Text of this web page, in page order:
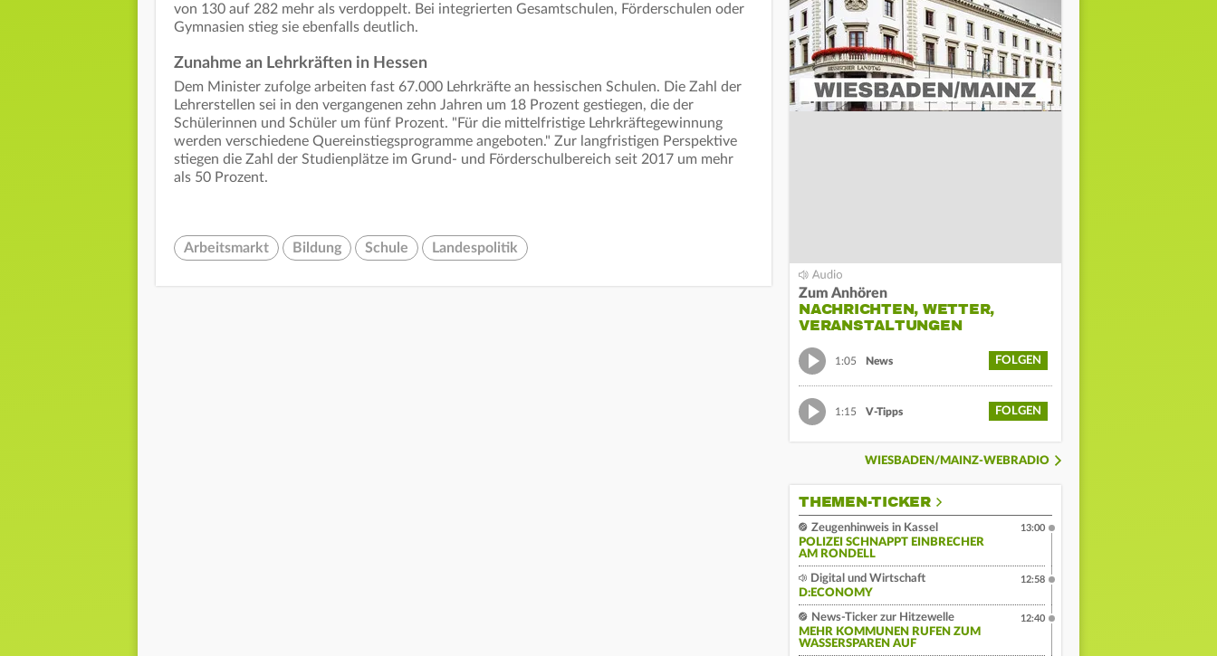
von 130 auf 282 mehr als verdoppelt. Bei integrierten Gesamtschulen, Förderschulen oder
Gymnasien stieg sie ebenfalls deutlich.
Zunahme an Lehrkräften in Hessen
Dem Minister zufolge arbeiten fast 67.000 Lehrkräfte an hessischen Schulen. Die Zahl der
Lehrerstellen sei in den vergangenen zehn Jahren um 18 Prozent gestiegen, die der
Schülerinnen und Schüler um fünf Prozent. "Für die mittelfristige Lehrkräftegewinnung
werden verschiedene Quereinstiegsprogramme angeboten." Zur langfristigen Perspektive
stiegen die Zahl der Studienplätze im Grund- und Förderschulbereich seit 2017 um mehr
als 50 Prozent.
Arbeitsmarkt Bildung Schule Landespolitik
Zum Anhören
NACHRICHTEN, WETTER,
VERANSTALTUNGEN
1:05 News FOLGEN
1:15 V-Tipps FOLGEN
WIESBADEN/MAINZ-WEBRADIO
THEMEN-TICKER
Zeugenhinweis in Kassel
POLIZEI SCHNAPPT EINBRECHER
AM RONDELL
13:00
Digital und Wirtschaft
D:ECONOMY
12:58
News-Ticker zur Hitzewelle
MEHR KOMMUNEN RUFEN ZUM
WASSERSPAREN AUF
12:40